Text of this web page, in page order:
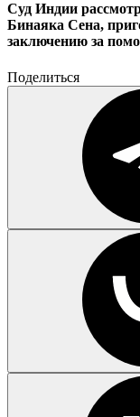
Суд Индии
Бинаяка Сена,
заключению за
Поделиться